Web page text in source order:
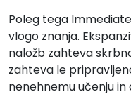
Poleg tega
vlogo znanja.
naložb zahteva
zahteva le
nenehnemu učenju